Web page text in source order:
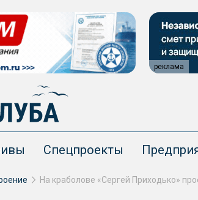
реклама
Спецпроекты